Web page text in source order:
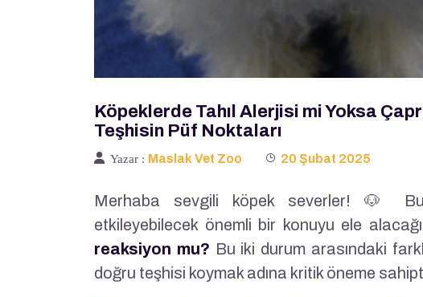
Köpeklerde Tahıl Alerjisi mi Yoksa
Teşhisin Püf Noktaları
Yazar : Maslak Vet Zoo 20 Şubat 2025
Merhaba sevgili köpek severler! 🐶
etkileyebilecek önemli bir konuyu ele
reaksiyon mu? Bu iki durum arasındaki
doğru teşhisi koymak adına kritik öneme